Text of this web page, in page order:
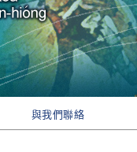
與我們聯絡